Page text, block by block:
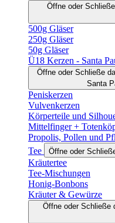
Öffne oder
500g Gläser
250g Gläser
50g Gläser
Ü18 Kerzen - Santa
Öffne oder Schließe
Santa
Peniskerzen
Vulvenkerzen
Körperteile und
Mittelfinger +
Propolis, Pollen und
Tee
Öffne oder
Kräutertee
Tee-Mischungen
Honig-Bonbons
Kräuter & Gewürze
Öffne oder Schließe